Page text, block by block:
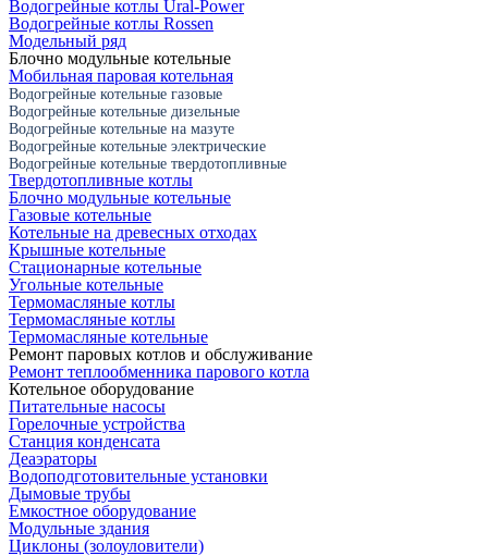
Водогрейные котлы Ural-Power
Водогрейные котлы Rossen
Модельный ряд
Блочно модульные котельные
Мобильная паровая котельная
Водогрейные котельные газовые
Водогрейные котельные дизельные
Водогрейные котельные на мазуте
Водогрейные котельные электрические
Водогрейные котельные твердотопливные
Твердотопливные котлы
Блочно модульные котельные
Газовые котельные
Котельные на древесных отходах
Крышные котельные
Стационарные котельные
Угольные котельные
Термомасляные котлы
Термомасляные котлы
Термомасляные котельные
Ремонт паровых котлов и обслуживание
Ремонт теплообменника парового котла
Котельное оборудование
Питательные насосы
Горелочные устройства
Станция конденсата
Деаэраторы
Водоподготовительные установки
Дымовые трубы
Емкостное оборудование
Mодульные здания
Циклоны (золоуловители)